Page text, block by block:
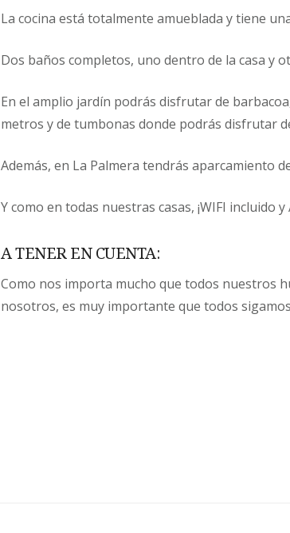
La cocina está totalmente amueblada y tiene
Dos baños completos, uno dentro de la casa y
En el amplio jardín podrás disfrutar de
metros y de tumbonas donde podrás disfrutar
Además, en La Palmera tendrás aparcamiento
Y como en todas nuestras casas, ¡WIFI incluido y
A TENER EN CUENTA:
Como nos importa mucho que todos nuestros
nosotros, es muy importante que todos